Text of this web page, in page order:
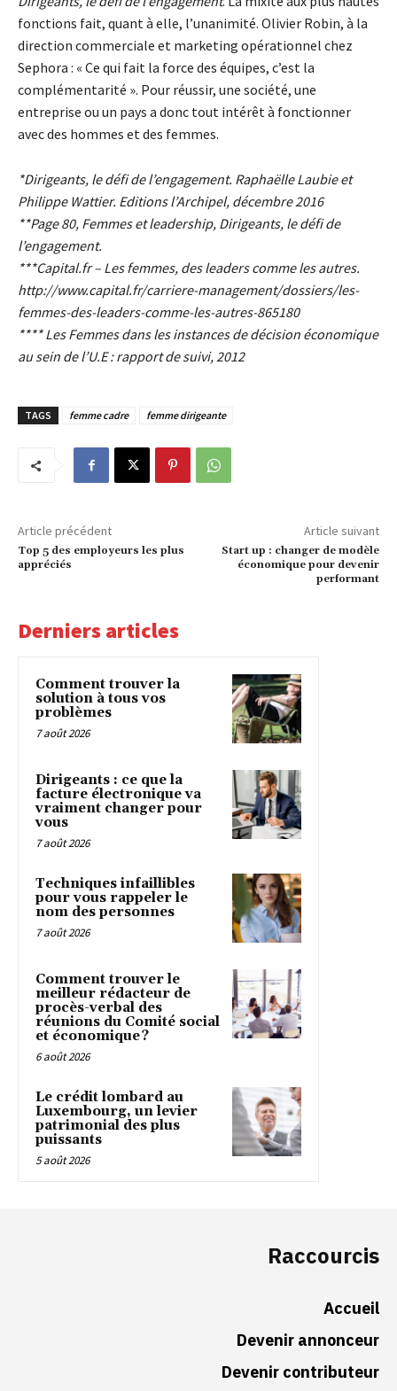
fonctions fait, quant à elle, l’unanimité. Olivier Robin, à la
direction commerciale et marketing opérationnel chez
Sephora : « Ce qui fait la force des équipes, c’est la
complémentarité ». Pour réussir, une société, une
entreprise ou un pays a donc tout intérêt à fonctionner
avec des hommes et des femmes.
*Dirigeants, le défi de l’engagement. Raphaëlle Laubie et
Philippe Wattier. Editions l’Archipel, décembre 2016
**Page 80, Femmes et leadership, Dirigeants, le défi de
l’engagement.
***Capital.fr – Les femmes, des leaders comme les autres.
http://www.capital.fr/carriere-management/dossiers/les-
femmes-des-leaders-comme-les-autres-865180
**** Les Femmes dans les instances de décision économique
au sein de l’U.E : rapport de suivi, 2012
TAGS femme cadre femme dirigeante
Article précédent
Top 5 des employeurs les plus
appréciés
Article suivant
Start up : changer de modèle
économique pour devenir
performant
Derniers articles
Comment trouver la
solution à tous vos
problèmes
7 août 2026
Dirigeants : ce que la
facture électronique va
vraiment changer pour
vous
7 août 2026
Techniques infaillibles
pour vous rappeler le
nom des personnes
7 août 2026
Comment trouver le
meilleur rédacteur de
procès-verbal des
réunions du Comité social
et économique ?
6 août 2026
Le crédit lombard au
Luxembourg, un levier
patrimonial des plus
puissants
5 août 2026
Raccourcis
Accueil
Devenir annonceur
Devenir contributeur